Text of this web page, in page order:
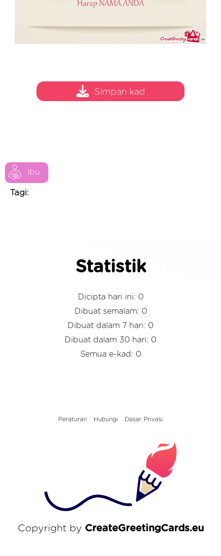
Ibu
Tagi:
Simpan kad
Statistik
Dicipta hari ini: 0
Dibuat semalam: 0
Dibuat dalam 7 hari: 0
Dibuat dalam 30 hari: 0
Semua e-kad: 0
Peraturan Hubungi Dasar Privasi
Copyright by CreateGreetingCards.eu